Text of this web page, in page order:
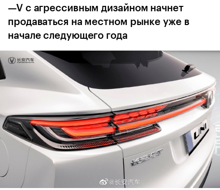
—V с агрессивным дизайном начнет
продаваться на местном рынке уже в
начале следующего года